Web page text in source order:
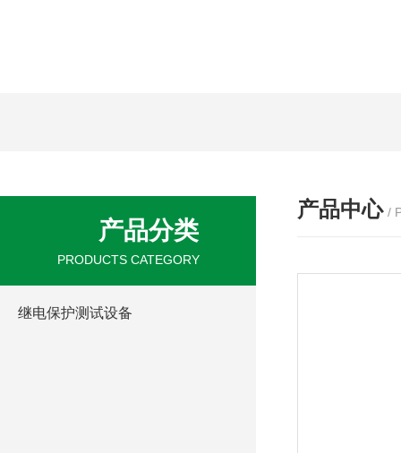
产品分类
PRODUCTS CATEGORY
继电保护测试设备
产品中心 /